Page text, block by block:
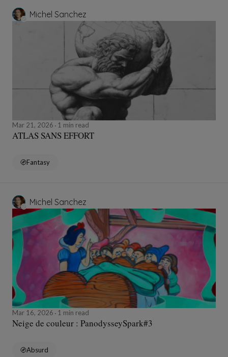
Michel Sanchez
Mar 21, 2026 1 min read
ATLAS SANS EFFORT
Fantasy
Michel Sanchez
Mar 16, 2026 1 min read
Neige de couleur : PanodysseySpark#3
Absurd